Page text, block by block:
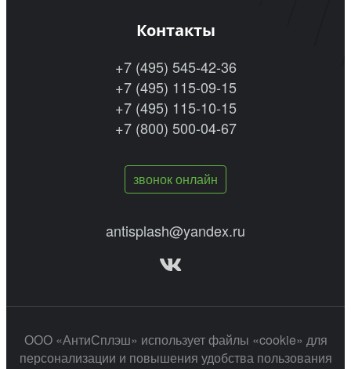
Контакты
+7 (495) 545-42-36
+7 (495) 115-09-15
+7 (495) 115-10-15
+7 (800) 500-04-67
звонок онлайн
antisplash@yandex.ru
ООО «АнтиСплэш» использует файлы «cookie» для
персонализации и повышения удобства пользования